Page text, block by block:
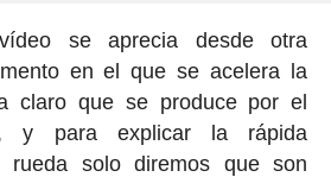
se aprecia desde otra
en el que se acelera la
claro que se produce por el
y para explicar la rápida
rueda solo diremos que son